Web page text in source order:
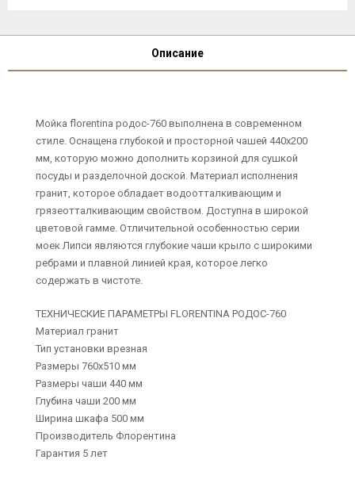
Описание
Мойка florentina родос-760 выполнена в современном
стиле. Оснащена глубокой и просторной чашей 440х200
мм, которую можно дополнить корзиной для сушкой
посуды и разделочной доской. Материал исполнения
гранит, которое обладает водоотталкивающим и
грязеотталкивающим свойством. Доступна в широкой
цветовой гамме. Отличительной особенностью серии
моек Липси являются глубокие чаши крыло с широкими
ребрами и плавной линией края, которое легко
содержать в чистоте.
ТЕХНИЧЕСКИЕ ПАРАМЕТРЫ FLORENTINA РОДОС-760
Материал гранит
Тип установки врезная
Размеры 760х510 мм
Размеры чаши 440 мм
Глубина чаши 200 мм
Ширина шкафа 500 мм
Производитель Флорентина
Гарантия 5 лет